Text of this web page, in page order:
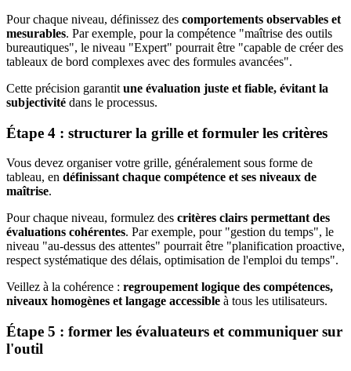
Pour chaque niveau, définissez des comportements observables et
mesurables. Par exemple, pour la compétence "maîtrise des outils
bureautiques", le niveau "Expert" pourrait être "capable de créer des
tableaux de bord complexes avec des formules avancées".
Cette précision garantit une évaluation juste et fiable, évitant la
subjectivité dans le processus.
Étape 4 : structurer la grille et formuler les critères
Vous devez organiser votre grille, généralement sous forme de
tableau, en définissant chaque compétence et ses niveaux de
maîtrise.
Pour chaque niveau, formulez des critères clairs permettant des
évaluations cohérentes. Par exemple, pour "gestion du temps", le
niveau "au-dessus des attentes" pourrait être "planification proactive,
respect systématique des délais, optimisation de l'emploi du temps".
Veillez à la cohérence : regroupement logique des compétences,
niveaux homogènes et langage accessible à tous les utilisateurs.
Étape 5 : former les évaluateurs et communiquer sur
l'outil